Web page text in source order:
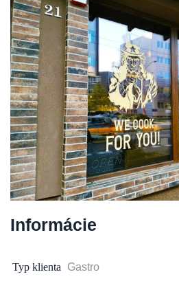
Informácie
Typ klienta Gastro